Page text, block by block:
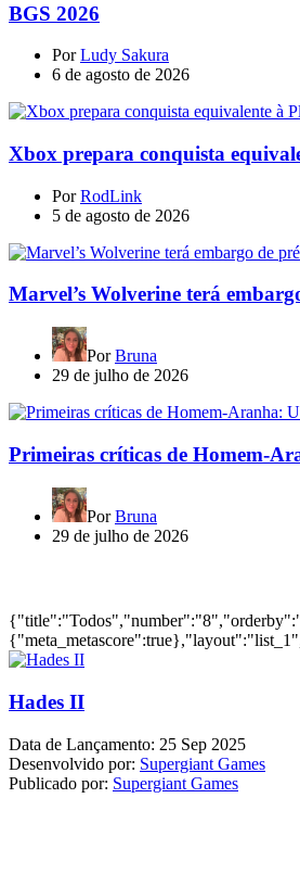
BGS 2026
PorLudy Sakura
6 de agosto de 2026
Xbox prepara conquista
PorRodLink
5 de agosto de 2026
Marvel’s Wolverine terá
PorBruna
29 de julho de 2026
Primeiras críticas de Homem-
PorBruna
29 de julho de 2026
Hades II
Data de Lançamento: 25 Sep 2025
Desenvolvido por: Supergiant Games
Publicado por: Supergiant Games